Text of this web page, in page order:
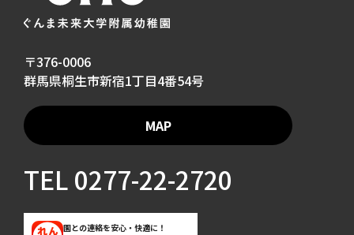
〒376-0006
群馬県桐生市新宿1丁目4番54号
MAP
TEL0277-22-2720
園との連絡を安心・快適に！